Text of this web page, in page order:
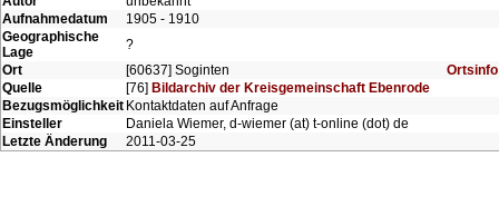
Aufnahmedatum
1905 - 1910
Geographische
Lage
?
Ort
[60637] Soginten
Ortsinfo
Quelle
[76] Bildarchiv der Kreisgemeinschaft Ebenrode
Bezugsmöglichkeit Kontaktdaten auf Anfrage
Einsteller
Daniela Wiemer, d-wiemer (at) t-online (dot) de
Letzte Änderung
2011-03-25